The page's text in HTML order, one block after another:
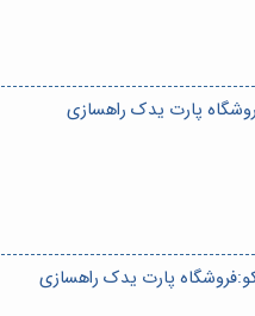
پارت یدک راهسازی
پارت یدک راهسازی